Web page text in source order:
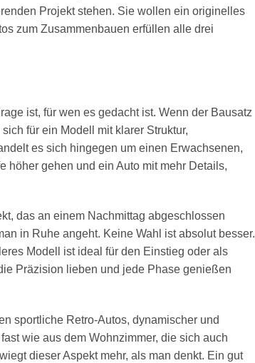
Projekt stehen. Sie wollen ein originelles
zum Zusammenbauen erfüllen alle drei
ist, für wen es gedacht ist. Wenn der Bausatz
für ein Modell mit klarer Struktur,
es sich hingegen um einen Erwachsenen,
höher gehen und ein Auto mit mehr Details,
das an einem Nachmittag abgeschlossen
in Ruhe angeht. Keine Wahl ist absolut besser.
Modell ist ideal für den Einstieg oder als
Präzision lieben und jede Phase genießen
sportliche Retro-Autos, dynamischer und
wie aus dem Wohnzimmer, die sich auch
dieser Aspekt mehr, als man denkt. Ein gut